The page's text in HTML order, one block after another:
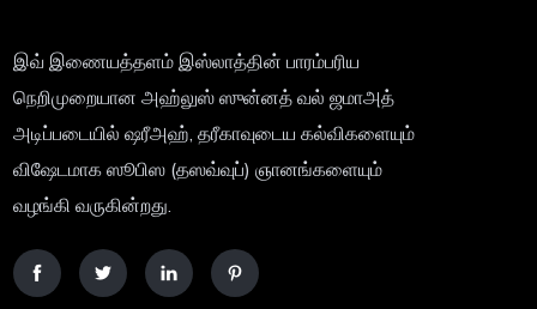
இவ் இணையத்தளம் இஸ்லாத்தின் பாரம்பரிய
நெறிமுறையான அஹ்லுஸ் ஸுன்னத் வல் ஜமாஅத்
அடிப்படையில் ஷரீஅஹ், தரீகாவுடைய கல்விகளையும்
விஷேடமாக ஸூபிஸ (தஸவ்வுப்) ஞானங்களையும்
வழங்கி வருகின்றது.